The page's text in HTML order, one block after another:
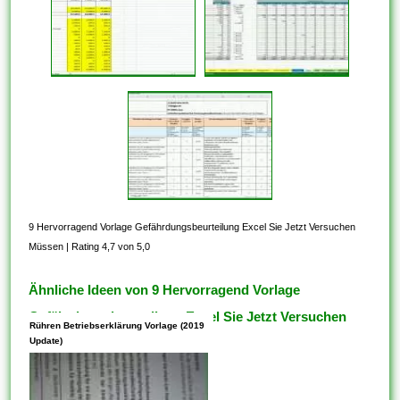
9 Hervorragend Vorlage Gefährdungsbeurteilung Excel Sie Jetzt Versuchen
Müssen |Rating 4,7 von 5,0
Ähnliche Ideen von 9 Hervorragend Vorlage
Gefährdungsbeurteilung Excel Sie Jetzt Versuchen
Müssen
Rühren Betriebserklärung Vorlage (2019
Update)